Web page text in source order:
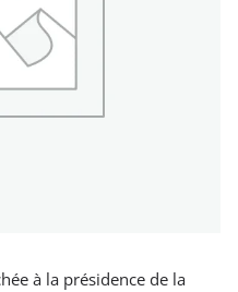
à la présidence de la